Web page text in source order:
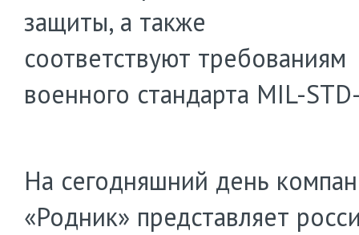
защиты, а также
соответствуют требованиям
военного стандарта MIL-
На сегодняшний день
«Родник» представляет